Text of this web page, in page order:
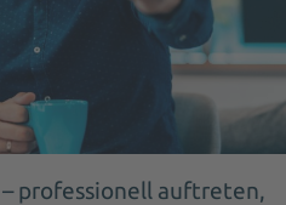
professionell auftreten,